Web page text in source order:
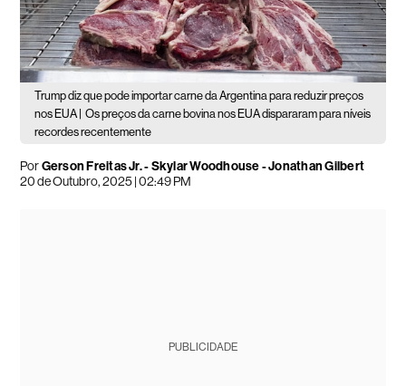
Trump diz que pode importar carne da Argentina para reduzir preços
nos EUA | Os preços da carne bovina nos EUA dispararam para níveis
recordes recentemente
PorGerson Freitas Jr. - Skylar Woodhouse - Jonathan Gilbert
20 de Outubro, 2025 | 02:49 PM
PUBLICIDADE